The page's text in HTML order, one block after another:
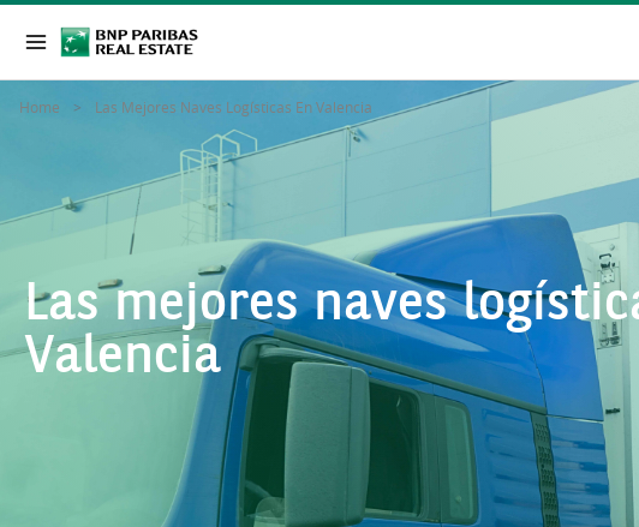
Home Las Mejores Naves Logísticas En Valencia
Las mejores naves
Valencia